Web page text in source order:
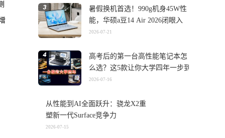
暑假换机首选！990g机身45W性
能，华硕a豆14 Air 2026闭眼入
2026-07-21
高考后的第一台高性能笔记本怎
么选？这5款让你大学四年一步到
位
2026-07-16
从性能到AI全面跃升：骁龙X2重
塑新一代Surface竞争力
2026-07-15